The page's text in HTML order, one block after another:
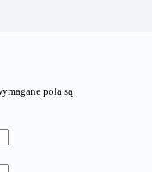
pola są